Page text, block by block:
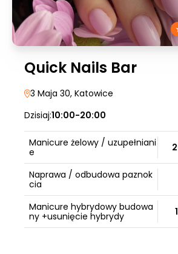
Quick Nails Bar
3 Maja 30, Katowice
Dzisiaj:10:00-20:00
Manicure żelowy / uzupełniani
e
Naprawa / odbudowa paznok
cia
Manicure hybrydowy budowa
ny +usunięcie hybrydy